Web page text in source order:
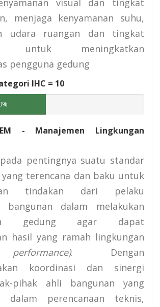
visual dan tingkat
menjaga kenyamanan suhu,
udara ruangan dan tingkat
untuk meningkatkan
pengguna gedung
IHC = 10
- Manajemen Lingkungan
pentingnya suatu standar
yang terencana dan baku untuk
tindakan dari pelaku
bangunan dalam melakukan
gedung agar dapat
hasil yang ramah lingkungan
. Dengan
koordinasi dan sinergi
pihak ahli bangunan yang
perencanaan teknis,